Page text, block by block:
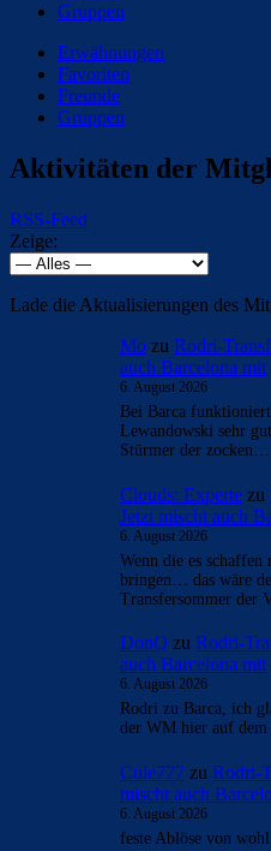
Gruppen
Erwähnungen
Favoriten
Freunde
Gruppen
Aktivitäten der
RSS-Feed
Zeige:
Lade die Aktualisierungen des
Mo zu Rodri-
auch Barcelona mit
6. August 2026
Bei Barca
Lewandowski sehr
Stürmer der zocken…
Clouds: Experte zu
Jetzt mischt auch
6. August 2026
Wenn die es
bringen… das wäre
Transfersommer der
DonQ zu Rodri-
auch Barcelona mit
6. August 2026
Rodri zu Barca, ich
der WM hier auf
Cule777 zu Rodri-
mischt auch
6. August 2026
feste Ablöse von